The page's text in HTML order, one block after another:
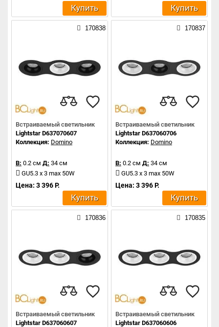
Купить Купить
170838
Встраиваемый светильник
Lightstar D637070607
Коллекция: Domino
В: 0.2 см Д: 34 см
GU5.3 x 3 max 50W
Цена: 3 396 Р.
Купить
170837
Встраиваемый светильник
Lightstar D637060706
Коллекция: Domino
В: 0.2 см Д: 34 см
GU5.3 x 3 max 50W
Цена: 3 396 Р.
Купить
170836
Встраиваемый светильник
Lightstar D637060607
170835
Встраиваемый светильник
Lightstar D637060606